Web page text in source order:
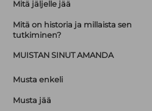
Mitä jäljelle jää
Mitä on historia ja millaista sen
tutkiminen?
MUISTAN SINUT AMANDA
Musta enkeli
Musta jää